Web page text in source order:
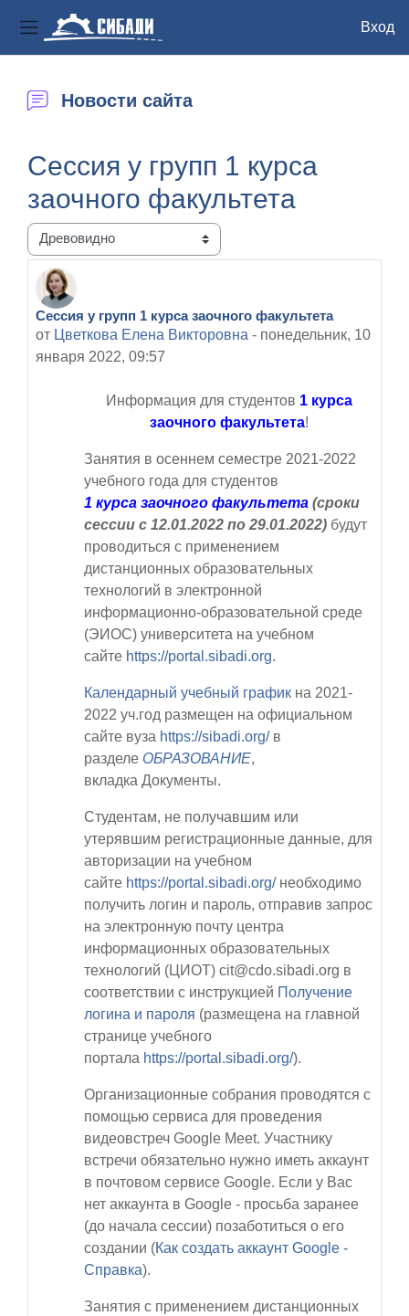
Боковая панель
Вход
Новости сайта
Сессия у групп 1 курса
заочного факультета
Режим отображения
Сессия у групп 1 курса заочного факультета
от Цветкова Елена Викторовна - понедельник, 10
января 2022, 09:57
Количество ответов: 0
Информация для студентов 1 курса
заочного факультета!
Занятия в осеннем семестре 2021-2022
учебного года для студентов
1 курса заочного факультета (сроки
сессии с 12.01.2022 по 29.01.2022) будут
проводиться с применением
дистанционных образовательных
технологий в электронной
информационно-образовательной среде
(ЭИОС) университета на учебном
сайте https://portal.sibadi.org.
Календарный учебный график на 2021-
2022 уч.год размещен на официальном
сайте вуза https://sibadi.org/в
разделе ОБРАЗОВАНИЕ,
вкладка Документы.
Студентам, не получавшим или
утерявшим регистрационные данные, для
авторизации на учебном
сайте https://portal.sibadi.org/необходимо
получить логин и пароль, отправив запрос
на электронную почту центра
информационных образовательных
технологий (ЦИОТ) cit@cdo.sibadi.org в
соответствии с инструкцией Получение
логина и пароля (размещена на главной
странице учебного
портала https://portal.sibadi.org/).
Организационные собрания проводятся с
помощью сервиса для проведения
видеовстреч Google Meet. Участнику
встречи обязательно нужно иметь аккаунт
в почтовом сервисе Google. Если у Вас
нет аккаунта в Google - просьба заранее
(до начала сессии) позаботиться о его
создании (Как создать аккаунт Google -
Cправка).
Занятия с применением дистанционных